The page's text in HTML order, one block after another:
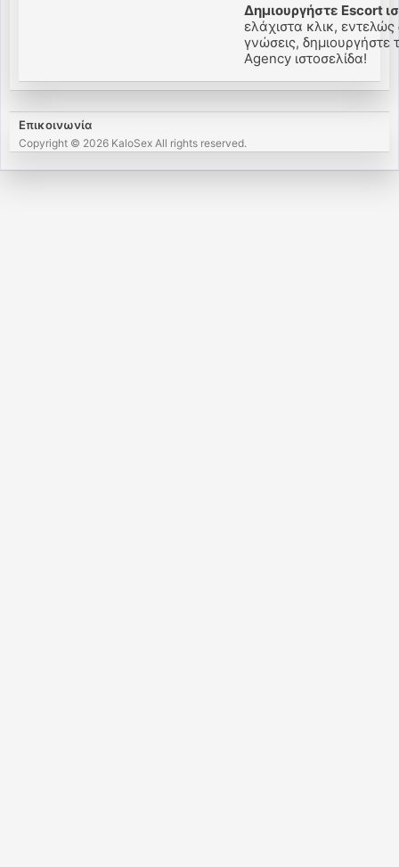
Δημιουργήστε Escort
ελάχιστα κλικ,
γνώσεις, δημιουργήστε
Agency ιστοσελίδα!
Επικοινωνία
Copyright © 2026 KaloSex All rights reserved.